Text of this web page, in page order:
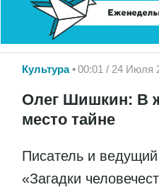
Культура 00:01 / 24 Июля
Олег Шишкин: В
место тайне
Писатель и
«Загадки